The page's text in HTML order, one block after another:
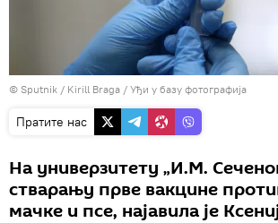
© Sputnik / Kirill Braga / Уђи у базу фотографија
Пратите нас
На универзитету „И.М.
стварању прве вакцине
мачке и псе, најавила је